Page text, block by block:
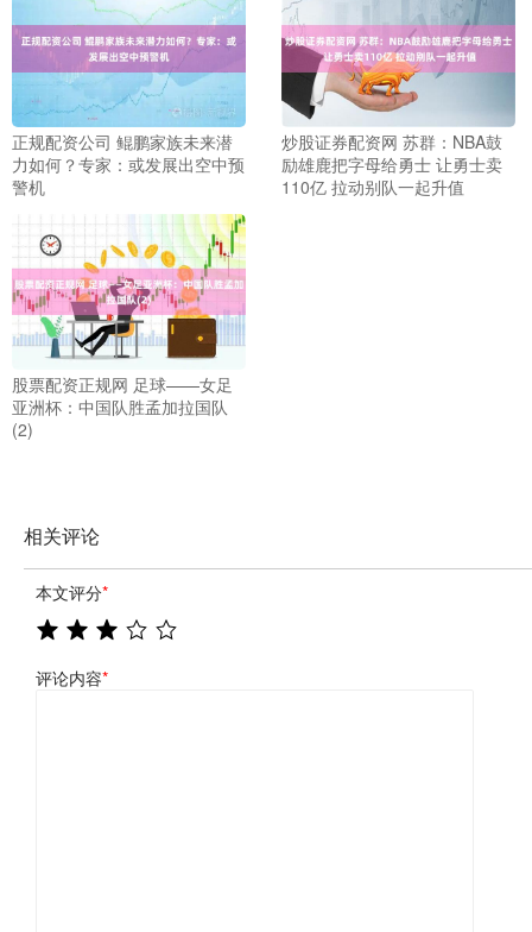
正规配资公司 鲲鹏家族未来潜
力如何？专家：或发展出空中预
警机
炒股证券配资网 苏群：NBA鼓
励雄鹿把字母给勇士 让勇士卖
110亿 拉动别队一起升值
股票配资正规网 足球——女足
亚洲杯：中国队胜孟加拉国队
(2)
相关评论
本文评分*
评论内容*